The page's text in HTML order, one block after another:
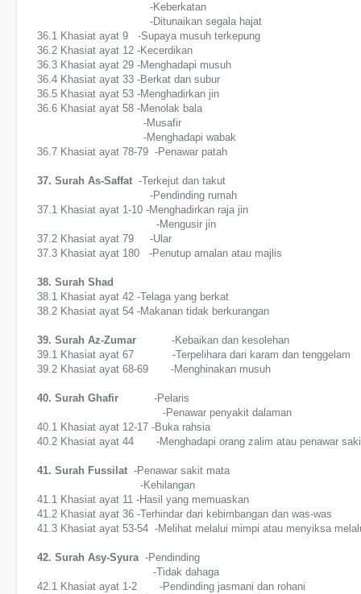
-Keberkatan
-Ditunaikan segala hajat
36.1 Khasiat ayat 9 -Supaya musuh terkepung
36.2 Khasiat ayat 12 -Kecerdikan
36.3 Khasiat ayat 29 -Menghadapi musuh
36.4 Khasiat ayat 33 -Berkat dan subur
36.5 Khasiat ayat 53 -Menghadirkan jin
36.6 Khasiat ayat 58 -Menolak bala
-Musafir
-Menghadapi wabak
36.7 Khasiat ayat 78-79 -Penawar patah
37. Surah As-Saffat -Terkejut dan takut
-Pendinding rumah
37.1 Khasiat ayat 1-10 -Menghadirkan raja jin
-Mengusir jin
37.2 Khasiat ayat 79 -Ular
37.3 Khasiat ayat 180 -Penutup amalan atau majlis
38. Surah Shad
38.1 Khasiat ayat 42 -Telaga yang berkat
38.2 Khasiat ayat 54 -Makanan tidak berkurangan
39. Surah Az-Zumar
-Kebaikan dan kesolehan
39.1 Khasiat ayat 67 -Terpelihara dari karam dan tenggelam
39.2 Khasiat ayat 68-69 -Menghinakan musuh
40. Surah Ghafir
-Pelaris
-Penawar penyakit dalaman
40.1 Khasiat ayat 12-17 -Buka rahsia
40.2 Khasiat ayat 44 -Menghadapi orang zalim atau penawar
41. Surah Fussilat -Penawar sakit mata
-Kehilangan
41.1 Khasiat ayat 11 -Hasil yang memuaskan
41.2 Khasiat ayat 36 -Terhindar dari kebimbangan dan was-was
41.3 Khasiat ayat 53-54 -Melihat melalui mimpi atau menyiksa
42. Surah Asy-Syura -Pendinding
-Tidak dahaga
42.1 Khasiat ayat 1-2 -Pendinding jasmani dan rohani